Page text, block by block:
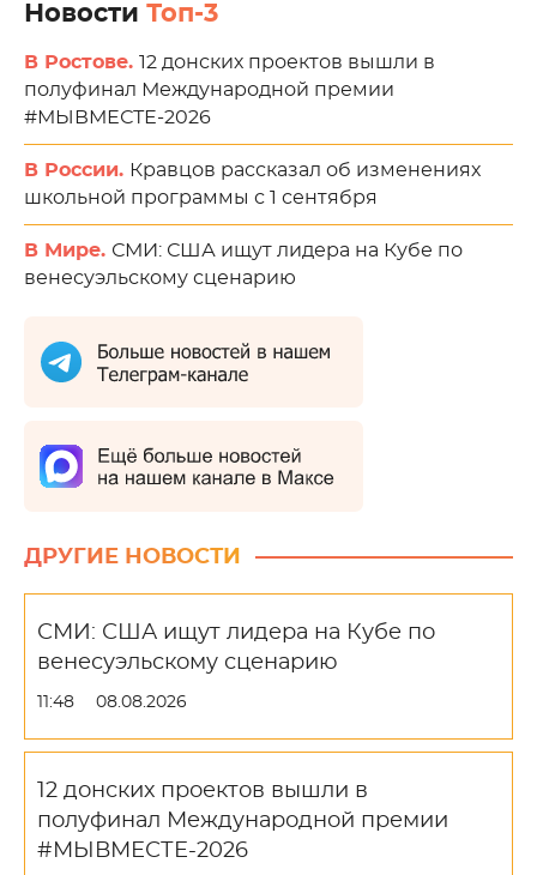
Новости Топ-3
В Ростове. 12 донских проектов вышли в
полуфинал Международной премии
#МЫВМЕСТЕ-2026
В России. Кравцов рассказал об изменениях
школьной программы с 1 сентября
В Мире. СМИ: США ищут лидера на Кубе по
венесуэльскому сценарию
ДРУГИЕ НОВОСТИ
СМИ: США ищут лидера на Кубе по
венесуэльскому сценарию
11:48 08.08.2026
12 донских проектов вышли в
полуфинал Международной премии
#МЫВМЕСТЕ-2026